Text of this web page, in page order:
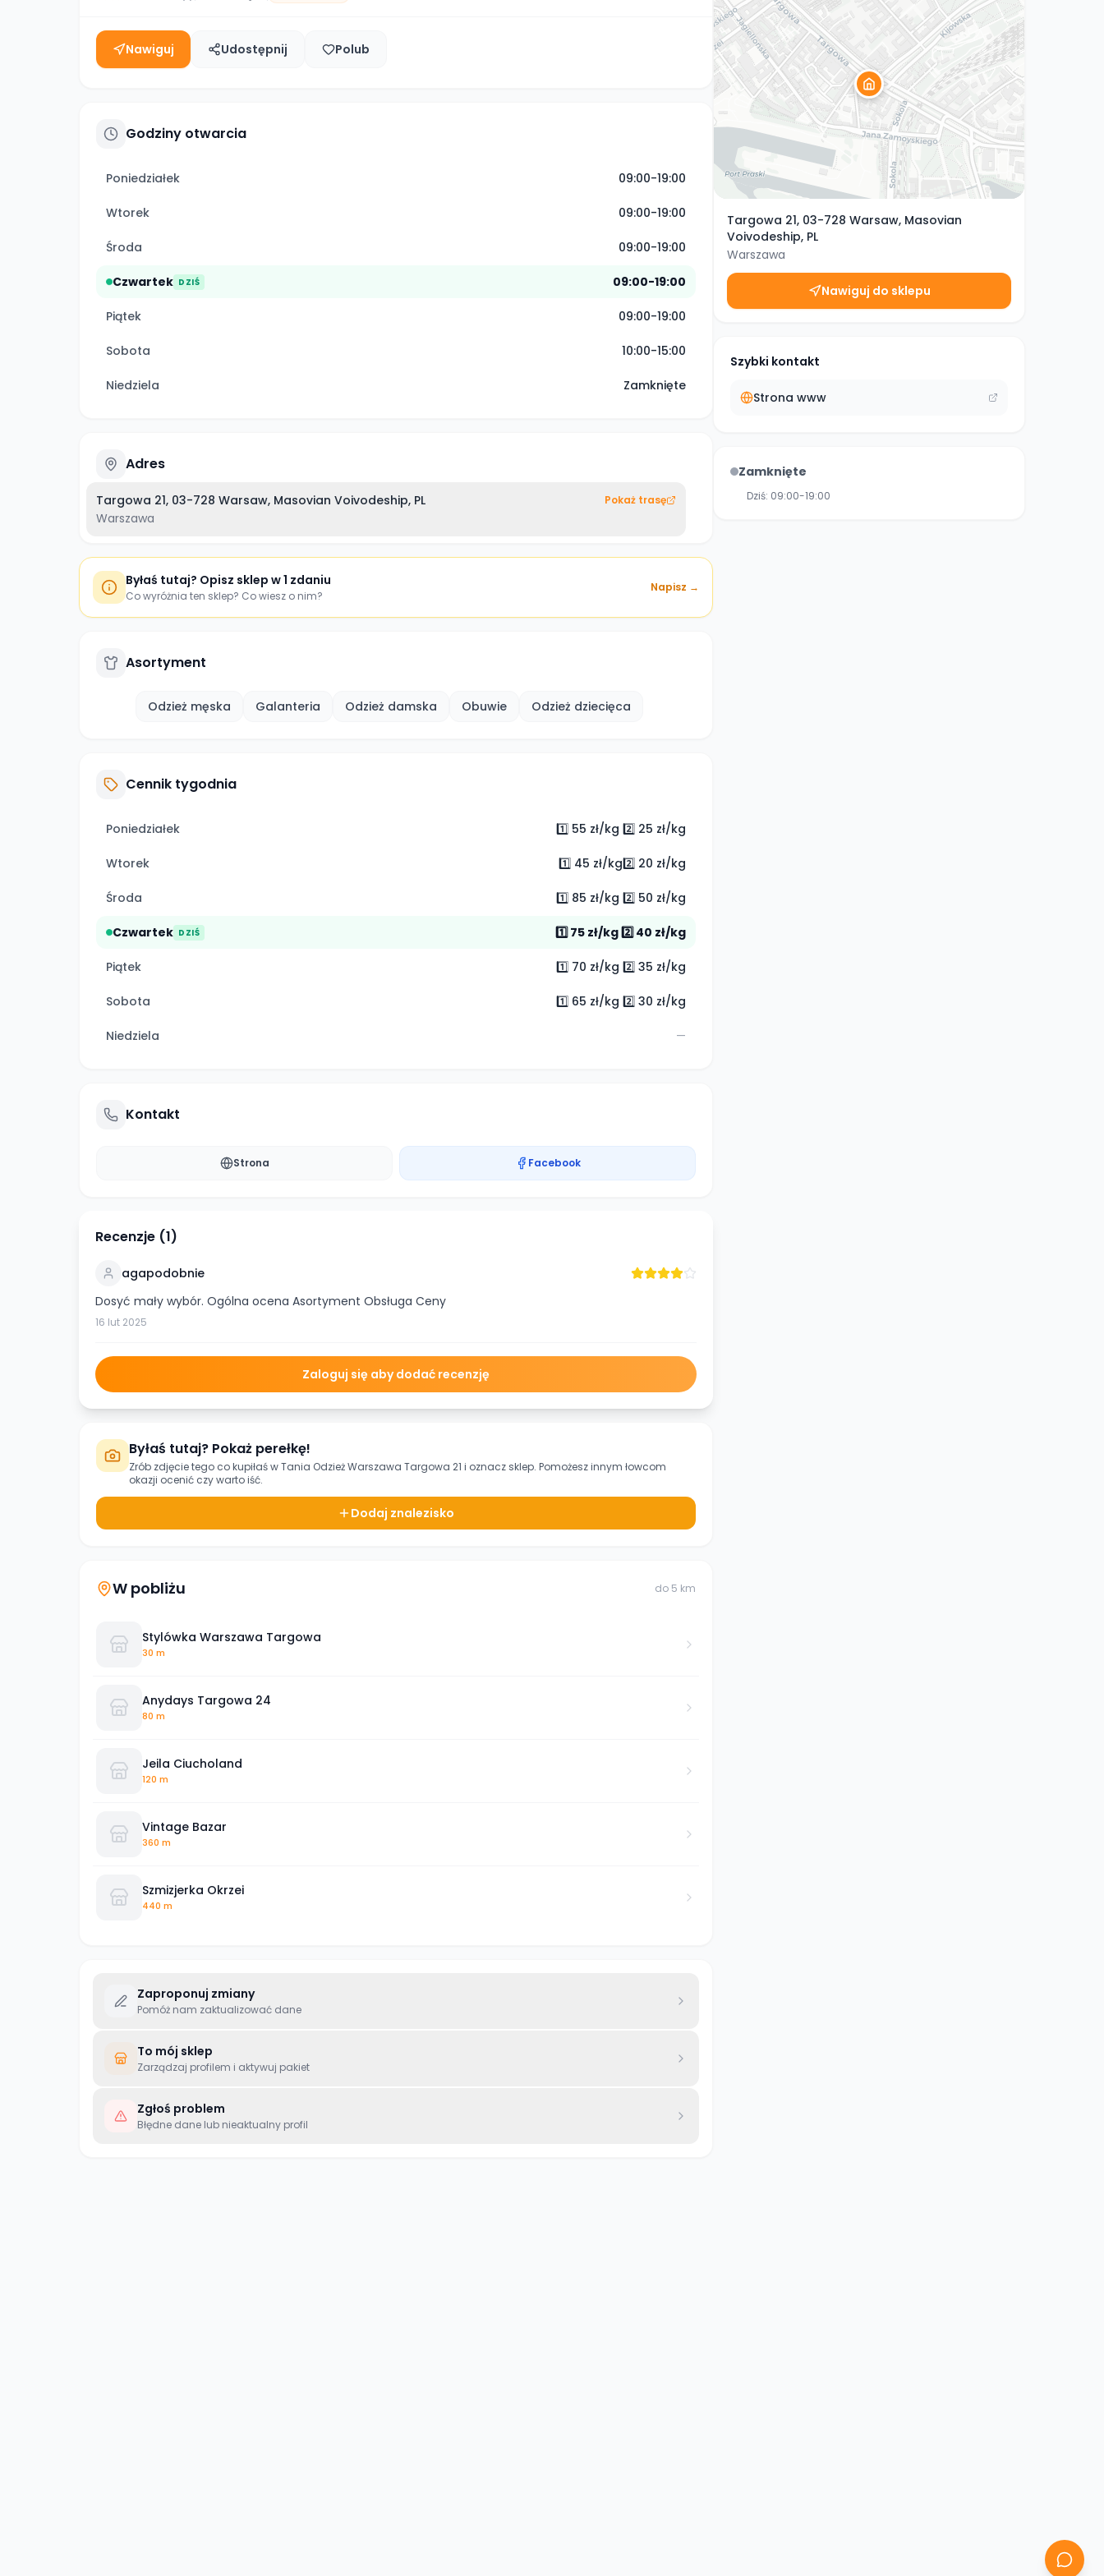
Nawiguj Udostępnij Polub
Godziny otwarcia
Poniedziałek 09:00-19:00
Wtorek 09:00-19:00
Środa 09:00-19:00
Czwartek DZIŚ 09:00-19:00
Piątek 09:00-19:00
Sobota 10:00-15:00
Niedziela Zamknięte
Adres
Targowa 21, 03-728 Warsaw, Masovian Voivodeship, PL
Warszawa
Pokaż trasę
Byłaś tutaj? Opisz sklep w 1 zdaniu
Co wyróżnia ten sklep? Co wiesz o nim?
Napisz →
Asortyment
Odzież męska Galanteria Odzież damska Obuwie Odzież dziecięca
Cennik tygodnia
Poniedziałek 1️⃣ 55 zł/kg 2️⃣ 25 zł/kg
Wtorek 1️⃣ 45 zł/kg2️⃣ 20 zł/kg
Środa 1️⃣ 85 zł/kg 2️⃣ 50 zł/kg
Czwartek DZIŚ 1️⃣ 75 zł/kg 2️⃣ 40 zł/kg
Piątek 1️⃣ 70 zł/kg 2️⃣ 35 zł/kg
Sobota 1️⃣ 65 zł/kg 2️⃣ 30 zł/kg
Niedziela —
Kontakt
Strona Facebook
Recenzje (1)
agapodobnie
Dosyć mały wybór. Ogólna ocena Asortyment Obsługa Ceny
16 lut 2025
Zaloguj się aby dodać recenzję
Byłaś tutaj? Pokaż perełkę!
Zrób zdjęcie tego co kupiłaś wTania Odzież Warszawa Targowa 21 i oznacz sklep. Pomożesz innym łowcom
okazji ocenić czy warto iść.
Dodaj znalezisko
W pobliżu do 5 km
Stylówka Warszawa Targowa
30 m
Anydays Targowa 24
80 m
Jeila Ciucholand
120 m
Vintage Bazar
360 m
Szmizjerka Okrzei
440 m
Zaproponuj zmiany
Pomóż nam zaktualizować dane
To mój sklep
Zarządzaj profilem i aktywuj pakiet
Zgłoś problem
Błędne dane lub nieaktualny profil
Targowa 21, 03-728 Warsaw, Masovian
Voivodeship, PL
Warszawa
Nawiguj do sklepu
Szybki kontakt
Strona www
Zamknięte
Dziś: 09:00-19:00